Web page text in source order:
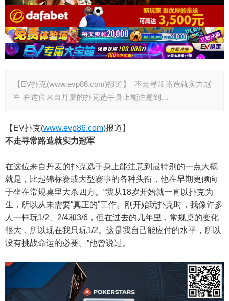
【EV扑克(www.evp86.com)报道】 不走寻常路造就实力冠
军 在这位来自丹麦的扑克选手身上能注意到…
【EV扑克(www.evp86.com)报道】
不走寻常路造就实力冠军
在这位来自丹麦的扑克选手身上能注意到最特别的一点大概
就是，比起锦标赛或大型赛事的各种头衔，他在早期更倾向
于坐在常规桌里大杀四方。“我从18岁开始就一直以扑克为
生，所以从未需要“真正的”工作。刚开始玩扑克时，我像许多
人一样玩1/2、2/4和3/6，但在过去的几年里，常规桌的变化
很大，所以现在我只玩1/2。这是我自己能应付的水平，所以
没有挑战命运的必要。”他曾说过。